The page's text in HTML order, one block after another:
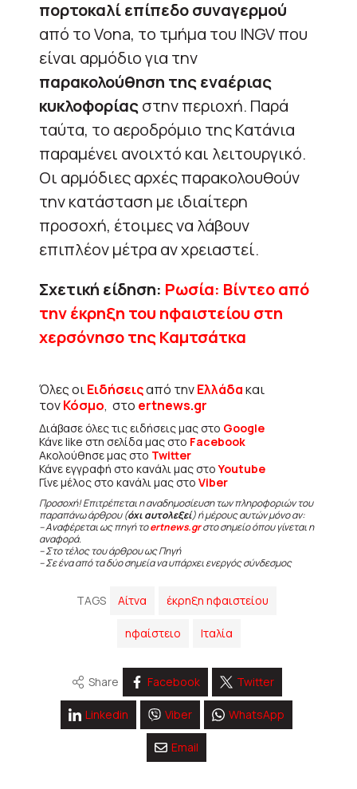
πορτοκαλί επίπεδο συναγερμού
από το Vona, το τμήμα του INGV που
είναι αρμόδιο για την
παρακολούθηση της εναέριας
κυκλοφορίαςστην περιοχή. Παρά
ταύτα, το αεροδρόμιο της Κατάνια
παραμένει ανοιχτό και λειτουργικό.
Οι αρμόδιες αρχές παρακολουθούν
την κατάσταση με ιδιαίτερη
προσοχή, έτοιμες να λάβουν
επιπλέον μέτρα αν χρειαστεί.
Σχετική είδηση: Ρωσία: Βίντεο από
την έκρηξη του ηφαιστείου στη
χερσόνησο της Καμτσάτκα
Όλες οιΕιδήσειςαπό τηνΕλλάδακαι
τονΚόσμο, στο ertnews.gr
Διάβασε όλες τις ειδήσεις μας στο Google
Κάνε like στη σελίδα μας στο Facebook
Ακολούθησε μας στο Twitter
Κάνε εγγραφή στο κανάλι μας στοYoutube
Γίνε μέλος στο κανάλι μας στο Viber
Προσοχή! Επιτρέπεται η αναδημοσίευση των πληροφοριών του
παραπάνω άρθρου (όχι αυτολεξεί) ή μέρους αυτών μόνο αν:
– Αναφέρεται ως πηγή τοertnews.grστο σημείο όπου γίνεται η
αναφορά.
– Στο τέλος του άρθρου ως Πηγή
– Σε ένα από τα δύο σημεία να υπάρχει ενεργός σύνδεσμος
TAGS Αίτνα έκρηξη ηφαιστείου
ηφαίστειο Ιταλία
Share Facebook Twitter
Linkedin Viber WhatsApp
Email